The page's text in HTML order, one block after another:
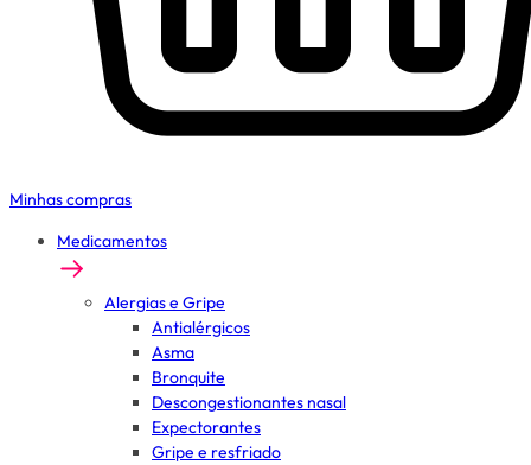
Minhas compras
Medicamentos
Alergias e Gripe
Antialérgicos
Asma
Bronquite
Descongestionantes nasal
Expectorantes
Gripe e resfriado